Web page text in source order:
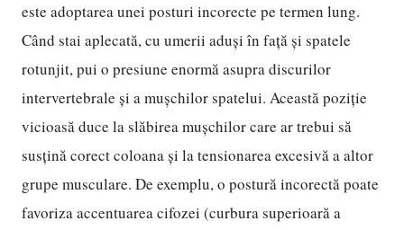
este adoptarea unei posturi incorecte pe termen lung.
Când stai aplecată, cu umerii aduși în față și spatele
rotunjit, pui o presiune enormă asupra discurilor
intervertebrale și a mușchilor spatelui. Această poziție
vicioasă duce la slăbirea mușchilor care ar trebui să
susțină corect coloana și la tensionarea excesivă a altor
grupe musculare. De exemplu, o postură incorectă poate
favoriza accentuarea cifozei (curbura superioară a